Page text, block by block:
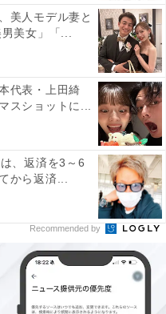
美人モデル妻と
美女」「...
代表・上田綺
スショットに...
、返済を3～6
から返済...
Recommended by